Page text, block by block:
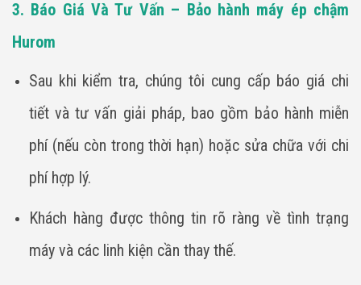
3. Báo Giá Và Tư Vấn – Bảo hành máy ép chậm
Hurom
Sau khi kiểm tra, chúng tôi cung cấp báo giá chi
tiết và tư vấn giải pháp, bao gồm bảo hành miễn
phí (nếu còn trong thời hạn) hoặc sửa chữa với chi
phí hợp lý.
Khách hàng được thông tin rõ ràng về tình trạng
máy và các linh kiện cần thay thế.